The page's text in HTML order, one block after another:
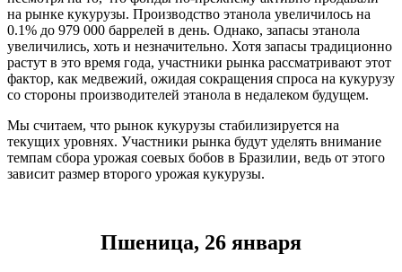
на рынке кукурузы. Производство этанола увеличилось на
0.1% до 979 000 баррелей в день. Однако, запасы этанола
увеличились, хоть и незначительно. Хотя запасы традиционно
растут в это время года, участники рынка рассматривают этот
фактор, как медвежий, ожидая сокращения спроса на кукурузу
со стороны производителей этанола в недалеком будущем.
Мы считаем, что рынок кукурузы стабилизируется на
текущих уровнях. Участники рынка будут уделять внимание
темпам сбора урожая соевых бобов в Бразилии, ведь от этого
зависит размер второго урожая кукурузы.
Пшеница, 26 января